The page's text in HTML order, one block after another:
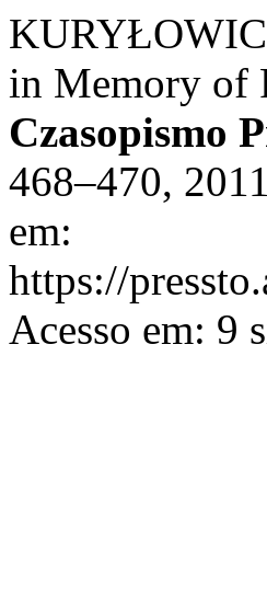
in Memory of
Czasopismo
468–470,
em:
https://
Acesso em: 9